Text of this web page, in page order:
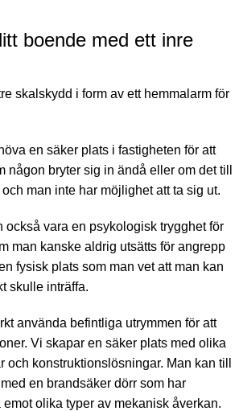
boende med ett inre
skalskydd i form av ett hemmalarm för
en säker plats i fastigheten för att
någon bryter sig in ändå eller om det till
man inte har möjlighet att ta sig ut.
också vara en psykologisk trygghet för
man kanske aldrig utsätts för angrepp
fysisk plats som man vet att man kan
skulle inträffa.
använda befintliga utrymmen för att
Vi skapar en säker plats med olika
och konstruktionslösningar. Man kan till
en brandsäker dörr som har
emot olika typer av mekanisk åverkan.